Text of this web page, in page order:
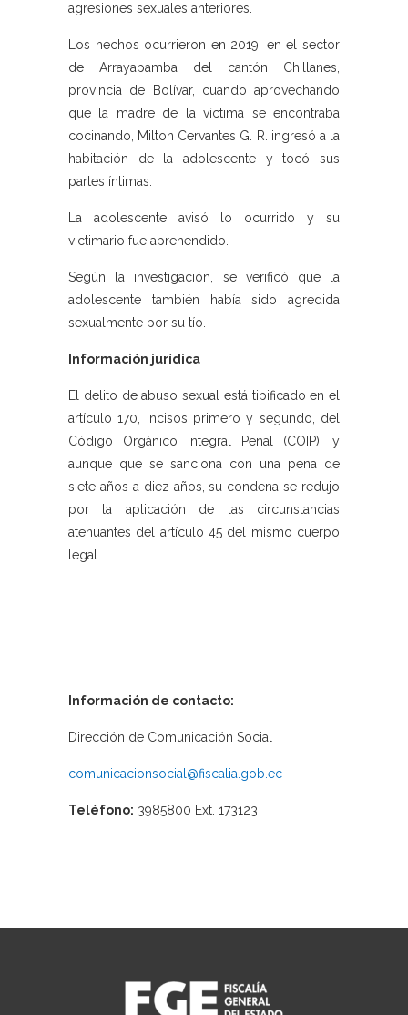
agresiones sexuales anteriores.
Los hechos ocurrieron en 2019, en el sector
de Arrayapamba del cantón Chillanes,
provincia de Bolívar, cuando aprovechando
que la madre de la víctima se encontraba
cocinando, Milton Cervantes G. R. ingresó a la
habitación de la adolescente y tocó sus
partes íntimas.
La adolescente avisó lo ocurrido y su
victimario fue aprehendido.
Según la investigación, se verificó que la
adolescente también había sido agredida
sexualmente por su tío.
Información jurídica
El delito de abuso sexual está tipificado en el
artículo 170, incisos primero y segundo, del
Código Orgánico Integral Penal (COIP), y
aunque que se sanciona con una pena de
siete años a diez años, su condena se redujo
por la aplicación de las circunstancias
atenuantes del artículo 45 del mismo cuerpo
legal.
Información de contacto:
Dirección de Comunicación Social
comunicacionsocial@fiscalia.gob.ec
Teléfono: 3985800 Ext. 173123